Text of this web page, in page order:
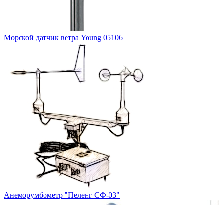
Морской датчик ветра Young 05106
Анеморумбометр "Пеленг СФ-03"